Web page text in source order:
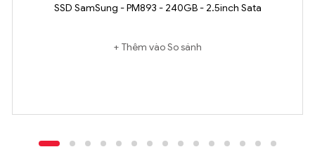
SSD SamSung - PM893 - 240GB - 2.5inch Sata
Thêm vào So sánh